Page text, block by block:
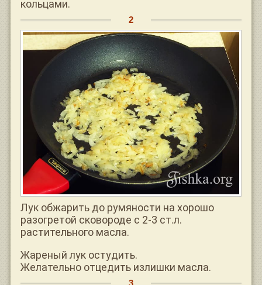
кольцами.
Лук обжарить до румяности на хорошо
разогретой сковороде с 2-3 ст.л.
растительного масла.
Жареный лук остудить.
Желательно отцедить излишки масла.